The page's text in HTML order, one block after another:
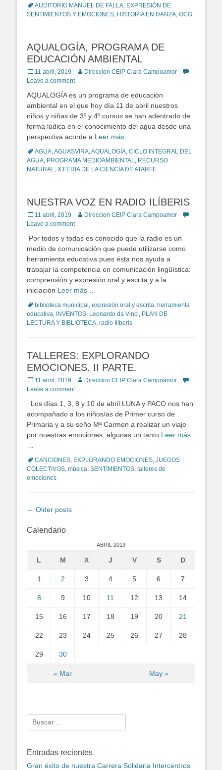
TagsAUDITORIO MANUEL DE FALLA, EXPRESIÓN DE
SENTIMIENTOS Y EMOCIONES, HISTORIA EN DANZA, OCG
AQUALOGÍA, PROGRAMA DE
EDUCACIÓN AMBIENTAL
Posted
on
11 abril, 2019 AuthorDireccion CEIP Clara Campoamor
Leave a comment
AQUALOGÍA es un programa de educación
ambiental en el que hoy día 11 de abril nuestros
niños y niñas de 3º y 4º cursos se han adentrado de
forma lúdica en el conocimiento del agua desde una
perspectiva acorde a Leer más …
TagsAGUA,AGUASVIRA,AQUALOGÍA, CICLO INTEGRAL DEL
AGUA, PROGRAMA MEDIOAMBIENTAL, RECURSO
NATURAL, X FERIA DE LA CIENCIA DE ATARFE
NUESTRA VOZ EN RADIO ILÍBERIS
Posted
on
11 abril, 2019 AuthorDireccion CEIP Clara Campoamor
Leave a comment
Por todos y todas es conocido que la radio es un
medio de comunicación que puede utilizarse como
herramienta educativa pues ésta nos ayuda a
trabajar la competencia en comunicación lingüística:
comprensión y expresión oral y escrita y a la
iniciación Leer más …
Tagsbiblioteca municipal , expresión oral y escrita, herramienta
educativa, INVENTOS, Leonardo da Vinci, PLAN DE
LECTURA Y BIBLIOTECA, radio Ilíberis
TALLERES: EXPLORANDO
EMOCIONES. II PARTE.
Posted
on
11 abril, 2019 AuthorDireccion CEIP Clara Campoamor
Leave a comment
Los días 1, 3, 8 y 10 de abril LUNA y PACO nos han
acompañado a los niños/as de Primer curso de
Primaria y a su seño Mª Carmen a realizar un viaje
por nuestras emociones, algunas un tanto Leer más
TagsCANCIONES, EXPLORANDO EMOCIONES, JUEGOS
COLECTIVOS, música, SENTIMIENTOS, talleres de
emociones
Post
← Older posts
Calendario
ABRIL 2019
L M X J V S D
« Mar May »
1 2 3 4 5 6 7
8 9 10 11 12 13 14
15 16 17 18 19 20 21
22 23 24 25 26 27 28
29 30
Search
for:
Entradas recientes
Gran éxito de nuestra Carrera Solidaria Intercentros